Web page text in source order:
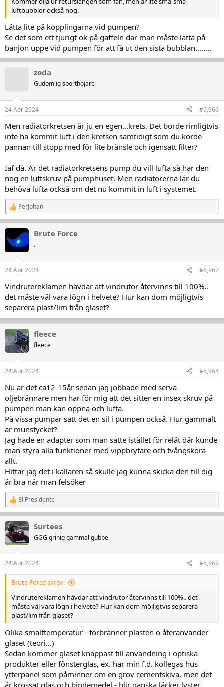
luftbubblor också nog.
Lätta lite på kopplingarna vid pumpen?
Se det som ett tjurigt ok på gaffeln där man måste lätta på
banjon uppe vid pumpen för att få ut den sista bubblan........
zoda
Gudomlig sporthojare
24 Apr 2024 #6,966
Men radiatorkretsen är ju en egen...krets. Det borde rimligtvis
inte ha kommit luft i den kretsen samtidigt som du körde
pannan till stopp med för lite bränsle och igensatt filter?
Iaf då. Är det radiatorkretsens pump du vill lufta så har den
nog en luftskruv på pumphuset. Men radiatorerna lär du
behöva lufta också om det nu kommit in luft i systemet.
R
e
a
t
e
:
PerJohan
Brute Force
.
24 Apr 2024 #6,967
Vindrutereklamen hävdar att vindrutor återvinns till 100%..
det måste väl vara lögn i helvete? Hur kan dom möjligtvis
separera plast/lim från glaset?
fleece
fleece
24 Apr 2024 #6,968
Nu är det ca12-15år sedan jag jobbade med serva
oljebrännare men har för mig att det sitter en insex skruv på
pumpen man kan öppna och lufta.
På vissa pumpar satt det en sil i pumpen också. Hur gammalt
är munstycket?
Jag hade en adapter som man satte istället för relät där kunde
man styra alla funktioner med vippbrytare och tvångsköra
allt.
Hittar jag det i källaren så skulle jag kunna skicka den till dig
är bra när man felsöker
R
e
a
k
t
i
e
r
El Presidente
Surtees
GGG grinig gammal gubbe
24 Apr 2024 #6,969
Brute Force skrev:
Vindrutereklamen hävdar att vindrutor återvinns till 100%.. det
måste väl vara lögn i helvete? Hur kan dom möjligtvis separera
plast/lim från glaset?
Olika smälttemperatur - förbränner plasten o återanvänder
glaset (teori...)
Sedan kommer glaset knappast till användning i optiska
produkter eller fönsterglas, ex. har min f.d. kollegas hus
ytterpanel som påminner om en grov cementskiva, men det
är krossat glas och bindemedel - blir ganska läcker lyster.